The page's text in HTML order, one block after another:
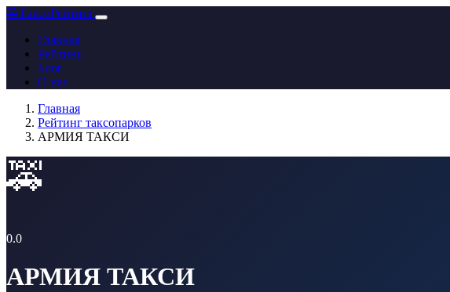
🚕ТаксоРейтинг
Главная
Рейтинг
Блог
О нас
Главная
Рейтинг таксопарков
АРМИЯ ТАКСИ
🚕
0.0
АРМИЯ ТАКСИ